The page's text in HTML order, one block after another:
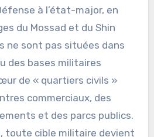
à l’état-major, en
du Mossad et du Shin
ne sont pas situées dans
des bases militaires
de « quartiers civils »
commerciaux, des
et des parcs publics.
toute cible militaire devient